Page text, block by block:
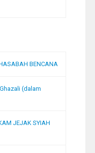
BENCANA
(dalam
JEJAK SYIAH